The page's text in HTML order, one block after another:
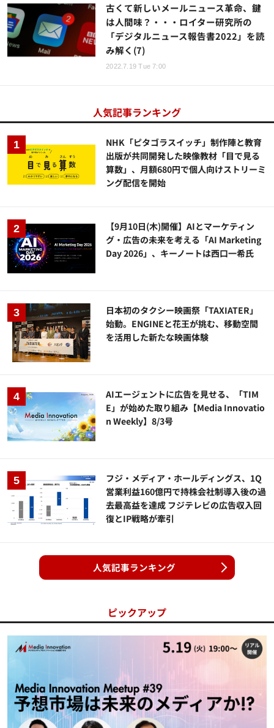
古くて新しいメールニュース革命、鍵
は人間味？・・・ロイター研究所の
「デジタルニュース報告書2022」を読
み解く(7)
2022.7.19 Tue 7:00
人気記事ランキング
NHK「ピタゴラスイッチ」制作陣と教育
出版が共同開発した映像教材「目で見る
算数」、月額680円で個人向けストリーミ
ング配信を開始
【9月10日(木)開催】AIとマーケティン
グ・広告の未来を考える「AI Marketing
Day 2026」、キーノートは西口一希氏
日本初のタクシー映画祭「TAXIATER」
始動。ENGINEと花王が挑む、移動空間
を活用した新たな映画体験
AIエージェントに広告を見せる、「TIM
E」が始めた取り組み【Media Innovatio
n Weekly】8/3号
フジ・メディア・ホールディングス、1Q
営業利益160億円で持株会社制導入後の過
去最高益を達成 フジテレビの広告収入回
復とIP戦略が牽引
人気記事ランキング
ピックアップ